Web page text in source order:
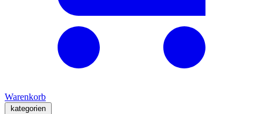
Warenkorb
kategorien